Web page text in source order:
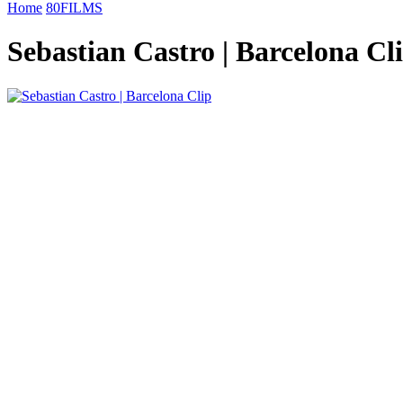
Home 80FILMS
Sebastian Castro | Barcelona